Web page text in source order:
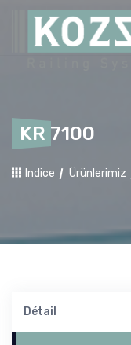
KR 7100
Indice Ürünlerimiz
Détail